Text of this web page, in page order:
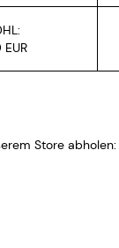
EUR
Store abholen: